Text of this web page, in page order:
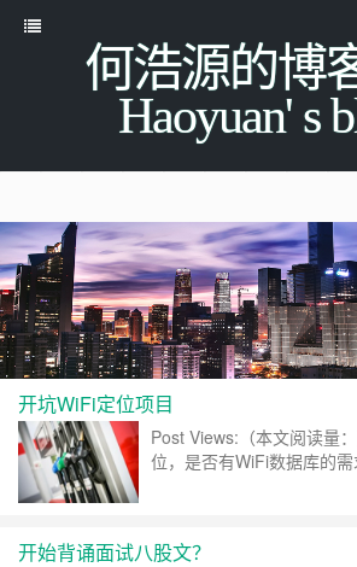
何浩源的博
Haoyuan' s
开坑WiFi定位项目
Post Views:（本文阅读量
位，是否有WiFi数据库的
开始背诵面试八股文？